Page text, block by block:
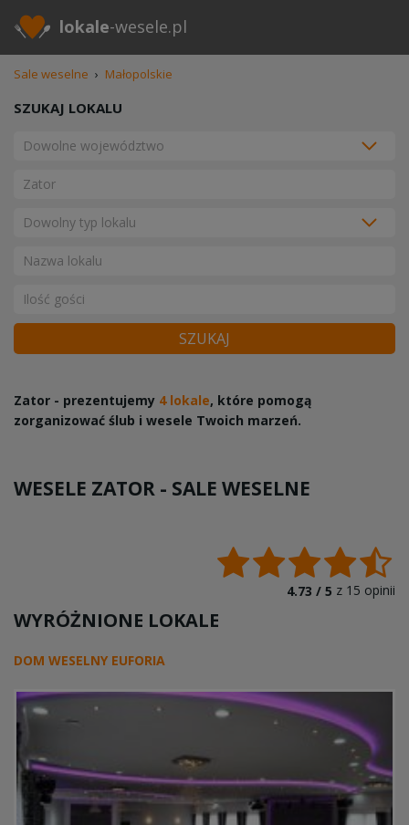
lokale-wesele.pl
Sale weselne › Małopolskie
SZUKAJ LOKALU
SZUKAJ
Zator - prezentujemy 4 lokale, które pomogą
zorganizować ślub i wesele Twoich marzeń.
WESELE ZATOR - SALE WESELNE
4.73 / 5 z 15 opinii
WYRÓŻNIONE LOKALE
DOM WESELNY EUFORIA